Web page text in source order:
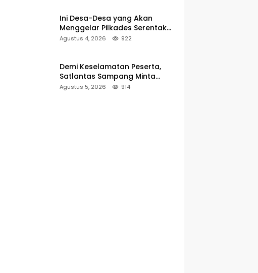
Ini Desa-Desa yang Akan
Menggelar Pilkades Serentak
2027 di Kabupaten Sumenep
Agustus 4, 2026 922
Demi Keselamatan Peserta,
Satlantas Sampang Minta
Latihan Gerak Jalan Pindah ke
Agustus 5, 2026 914